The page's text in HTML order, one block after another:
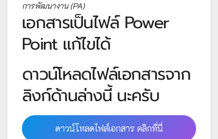
การพัฒนางาน (PA)
เอกสารเป็นไฟล์ Power
Point แก้ไขได้
ดาวน์โหลดไฟล์เอกสารจาก
ลิงก์ด้านล่างนี้ นะครับ
ดาวน์โหลดไฟล์เอกสาร คลิกที่นี่